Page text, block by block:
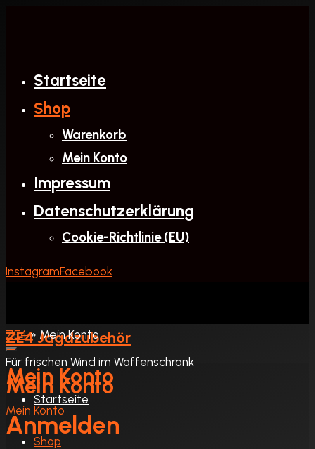
Startseite
Shop
Warenkorb
Mein Konto
Impressum
Datenschutzerklärung
Cookie-Richtlinie (EU)
InstagramFacebook
ZE4 Jagdzubehör
Für frischen Wind im Waffenschrank
Startseite
Shop
Mein Konto
Startseite
Mein Konto
» Mein Konto
Mein Konto
Anmelden